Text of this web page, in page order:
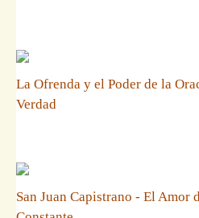
La Ofrenda y el Poder de la
Verdad
San Juan Capistrano - El Amor